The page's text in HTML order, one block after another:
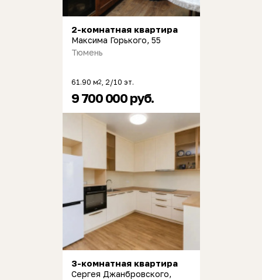
2-комнатная квартира
Максима Горького, 55
Тюмень
61.90 м2 , 2/10 эт.
9 700 000 руб.
3-комнатная квартира
Сергея Джанбровского,